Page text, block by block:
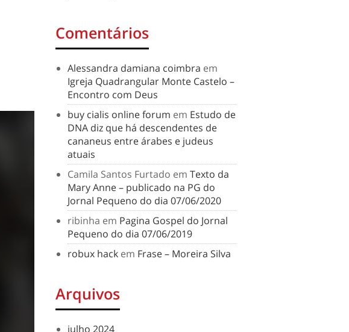
Comentários
Alessandra damiana coimbra em
Igreja Quadrangular Monte Castelo –
Encontro com Deus
buy cialis online forum em Estudo de
DNA diz que há descendentes de
cananeus entre árabes e judeus
atuais
Camila Santos Furtado em Texto da
Mary Anne – publicado na PG do
Jornal Pequeno do dia 07/06/2020
ribinha em Pagina Gospel do Jornal
Pequeno do dia 07/06/2019
robux hack em Frase – Moreira Silva
Arquivos
julho 2024